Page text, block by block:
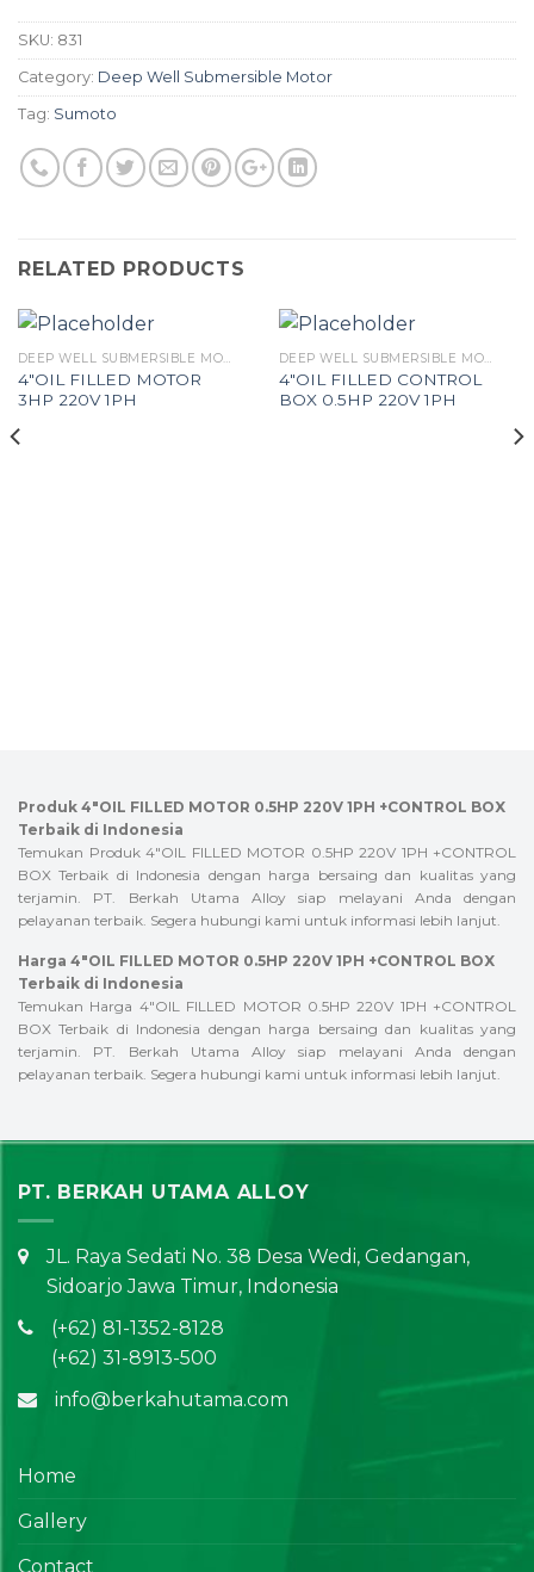
SKU: 831
Category: Deep Well Submersible Motor
Tag: Sumoto
RELATED PRODUCTS
DEEP WELL SUBMERSIBLE MOTOR
4″OIL FILLED MOTOR
3HP 220V 1PH
DEEP WELL SUBMERSIBLE MOTOR
4″OIL FILLED CONTROL
BOX 0.5HP 220V 1PH
Produk 4″OIL FILLED MOTOR 0.5HP 220V 1PH +CONTROL BOX
Terbaik di Indonesia
Temukan Produk 4″OIL FILLED MOTOR 0.5HP 220V 1PH +CONTROL
BOX Terbaik di Indonesia dengan harga bersaing dan kualitas yang
terjamin. PT. Berkah Utama Alloy siap melayani Anda dengan
pelayanan terbaik. Segera hubungi kami untuk informasi lebih lanjut.
Harga 4″OIL FILLED MOTOR 0.5HP 220V 1PH +CONTROL BOX
Terbaik di Indonesia
Temukan Harga 4″OIL FILLED MOTOR 0.5HP 220V 1PH +CONTROL
BOX Terbaik di Indonesia dengan harga bersaing dan kualitas yang
terjamin. PT. Berkah Utama Alloy siap melayani Anda dengan
pelayanan terbaik. Segera hubungi kami untuk informasi lebih lanjut.
PT. BERKAH UTAMA ALLOY
JL. Raya Sedati No. 38 Desa Wedi, Gedangan,
Sidoarjo Jawa Timur, Indonesia
(+62) 81-1352-8128
(+62) 31-8913-500
info@berkahutama.com
Home
Gallery
Contact